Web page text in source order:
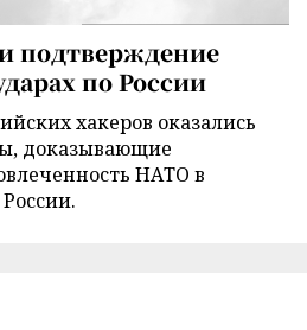
подтверждение
по России
хакеров оказались
доказывающие
НАТО в